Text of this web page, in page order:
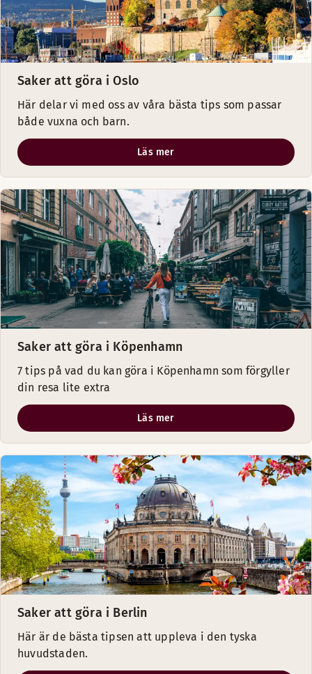
Saker att göra i Oslo
Här delar vi med oss av våra bästa tips som passar
både vuxna och barn.
Läs mer
Saker att göra i Köpenhamn
7 tips på vad du kan göra i Köpenhamn som förgyller
din resa lite extra
Läs mer
Saker att göra i Berlin
Här är de bästa tipsen att uppleva i den tyska
huvudstaden.